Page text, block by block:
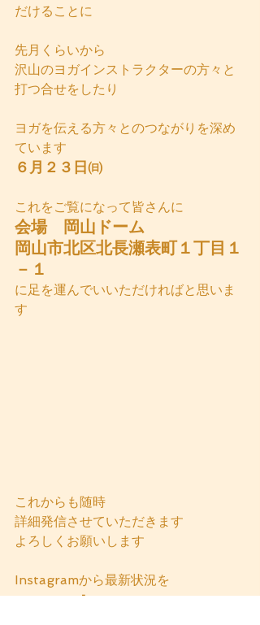
だけることに
先月くらいから
沢山のヨガインストラクターの方々と
打つ合せをしたり
ヨガを伝える方々とのつながりを深め
ています
６月２３日㈰
これをご覧になって皆さんに
会場　岡山ドーム
岡山市北区北長瀬表町１丁目１
－１
に足を運んでいいただければと思いま
す
これからも随時
詳細発信させていただきます
よろしくお願いします
Instagramから最新状況を
⬇️